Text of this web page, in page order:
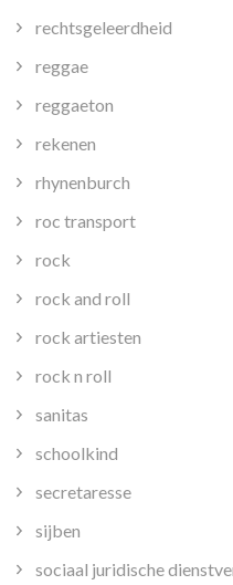
rechtsgeleerdheid
reggae
reggaeton
rekenen
rhynenburch
roc transport
rock
rock and roll
rock artiesten
rock n roll
sanitas
schoolkind
secretaresse
sijben
sociaal juridische